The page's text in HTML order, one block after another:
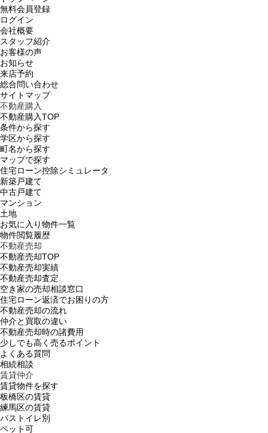
無料会員登録
ログイン
会社概要
スタッフ紹介
お客様の声
お知らせ
来店予約
総合問い合わせ
サイトマップ
不動産購入
不動産購入TOP
条件から探す
学区から探す
町名から探す
マップで探す
住宅ローン控除シミュレータ
新築戸建て
中古戸建て
マンション
土地
お気に入り物件一覧
物件閲覧履歴
不動産売却
不動産売却TOP
不動産売却実績
不動産売却査定
空き家の売却相談窓口
住宅ローン返済でお困りの方
不動産売却の流れ
仲介と買取の違い
不動産売却時の諸費用
少しでも高く売るポイント
よくある質問
相続相談
賃貸仲介
賃貸物件を探す
板橋区の賃貸
練馬区の賃貸
バストイレ別
ペット可